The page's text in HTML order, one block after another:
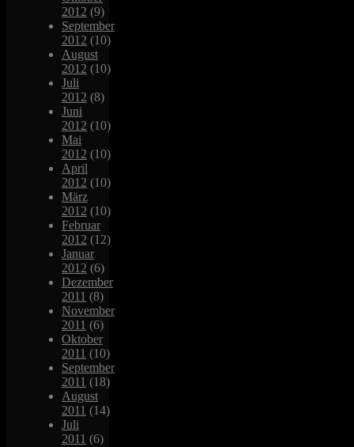
2012 (9)
September
2012 (10)
August
2012 (10)
Juli
2012 (8)
Juni
2012 (10)
Mai
2012 (10)
April
2012 (10)
März
2012 (10)
Februar
2012 (12)
Januar
2012 (6)
Dezember
2011 (8)
November
2011 (6)
Oktober
2011 (10)
September
2011 (18)
August
2011 (14)
Juli
2011 (6)